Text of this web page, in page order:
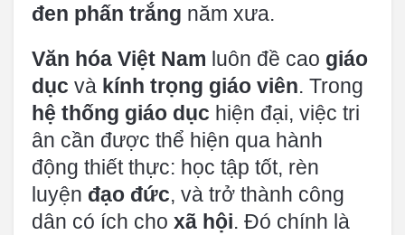
đen phấn trắng năm xưa.
Văn hóa Việt Nam luôn đề cao giáo
dục và kính trọng giáo viên. Trong
hệ thống giáo dục hiện đại, việc tri
ân cần được thể hiện qua hành
động thiết thực: học tập tốt, rèn
luyện đạo đức, và trở thành công
dân có ích cho xã hội. Đó chính là